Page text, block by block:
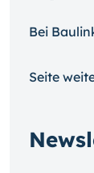
Bei
Seite